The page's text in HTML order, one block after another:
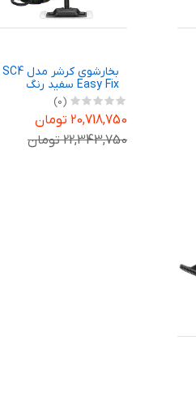
بخارشوی کرشر مدل SC4
Easy Fix سفید رنگ
(0)
20,718,750 تومان
22,343,750 تومان